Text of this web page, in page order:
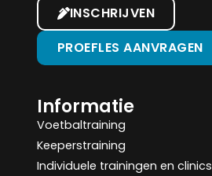
INSCHRIJVEN
PROEFLES AANVRAGEN
Informatie
Voetbaltraining
Keeperstraining
Individuele trainingen en clinics